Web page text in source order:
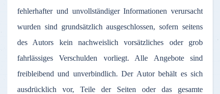
fehlerhafterund unvollständiger Informationen verursacht
wurden sind grundsätzlich ausgeschlossen,sofern seitens
des Autors kein nachweislich vorsätzliches oder
grob
fahrlässiges
Verschulden vorliegt. Alle Angebote
sind
freibleibend und unverbindlich.Der Autor behält es sich
ausdrücklich
vor, Teile der Seiten oder das
gesamte